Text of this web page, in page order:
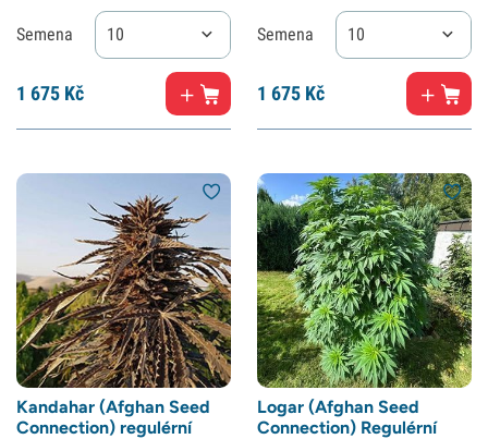
Semena 10
1 675 Kč
Semena 10
1 675 Kč
Kandahar (Afghan Seed
Connection) regulérní
Logar (Afghan Seed
Connection) Regulérní